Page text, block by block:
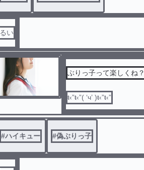
るい
ぶりっ子って楽しくね？
ŧ‹”ŧ‹”( ‘ч’ )ŧ‹”ŧ‹”
#ハイキュー #偽ぶりっ子